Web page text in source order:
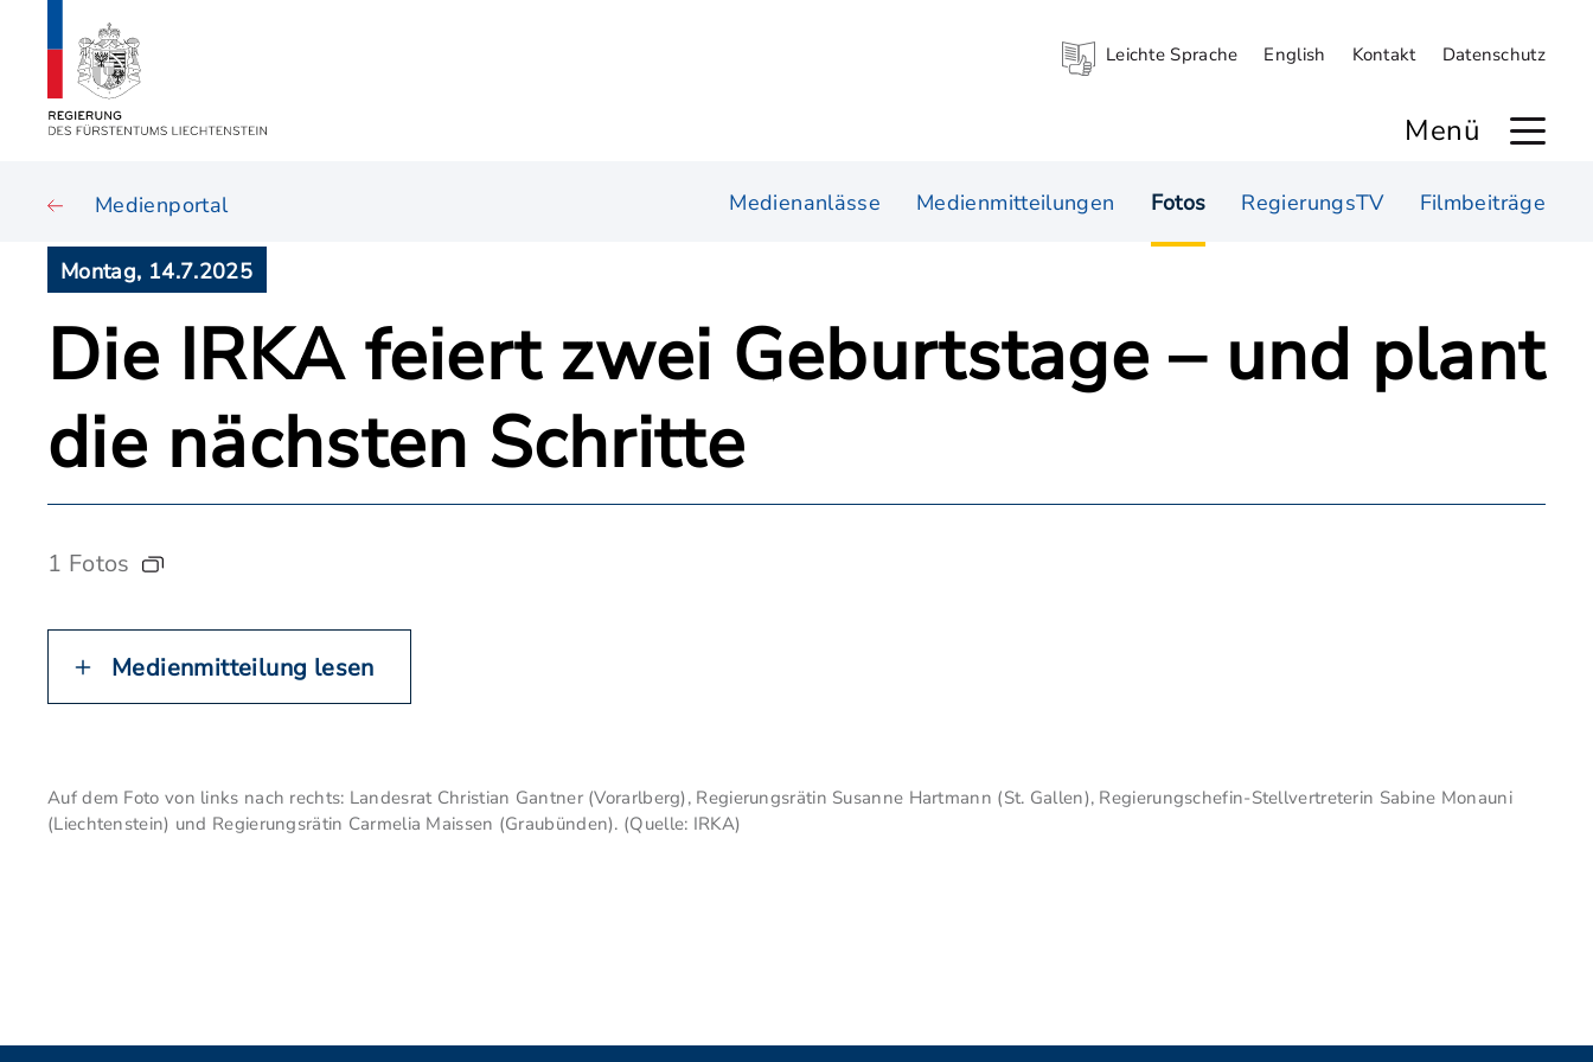
Leichte Sprache English Kontakt Datenschutz
Menü
Medienportal Medienanlässe Medienmitteilungen Fotos RegierungsTV Filmbeiträge
Montag, 14.7.2025
Die IRKA feiert zwei Geburtstage – und plant
die nächsten Schritte
1 Fotos
Medienmitteilung lesen
Auf dem Foto von links nach rechts: Landesrat Christian Gantner (Vorarlberg), Regierungsrätin Susanne Hartmann (St. Gallen), Regierungschefin-Stellvertreterin Sabine Monauni
(Liechtenstein) und Regierungsrätin Carmelia Maissen (Graubünden). (Quelle: IRKA)